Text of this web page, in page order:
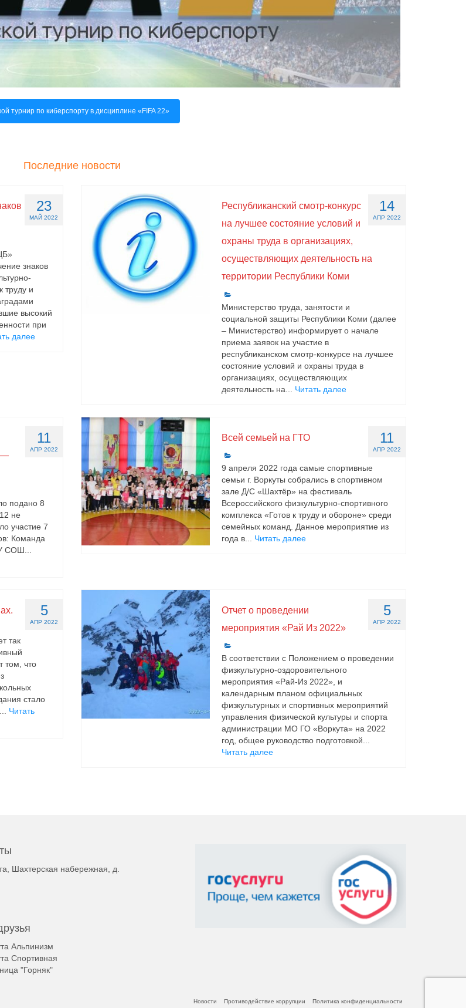
турнир по киберспорту в дисциплине «FIFA 22»
Последние новости
23
МАЙ 2022
знаков
труду и
высокий
при
далее
14
АПР 2022
Республиканский смотр-конкурс
на лучшее состояние условий и
охраны труда в организациях,
осуществляющих деятельность на
территории Республики Коми
Министерство труда, занятости и
социальной защиты Республики Коми (далее
– Министерство) информирует о начале
приема заявок на участие в
республиканском смотр-конкурсе на лучшее
состояние условий и охраны труда в
организациях, осуществляющих
деятельность на... Читать далее
11
АПР 2022
—
подано 8
не
участие 7
Команда
СОШ...
11
АПР 2022
Всей семьей на ГТО
9 апреля 2022 года самые спортивные
семьи г. Воркуты собрались в спортивном
зале Д/С «Шахтёр» на фестиваль
Всероссийского физкультурно-спортивного
комплекса «Готов к труду и обороне» среди
семейных команд. Данное мероприятие из
года в... Читать далее
5
АПР 2022
так
том, что
стало
Читать
5
АПР 2022
Отчет о проведении
мероприятия «Рай Из 2022»
В соответствии с Положением о проведении
физкультурно-оздоровительного
мероприятия «Рай-Из 2022», и
календарным планом официальных
физкультурных и спортивных мероприятий
управления физической культуры и спорта
администрации МО ГО «Воркута» на 2022
год, общее руководство подготовкой...
Читать далее
Шахтерская набережная, д.
Альпинизм
Спортивная
"Горняк"
Новости Противодействие коррупции Политика конфиденциальности